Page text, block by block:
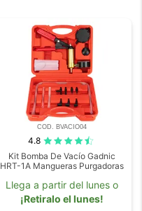
COD. BVACIO04
4.8
Kit Bomba De Vacío Gadnic
HRT-1A Mangueras Purgadoras
Llega a partir del lunes o
¡Retiralo el lunes!